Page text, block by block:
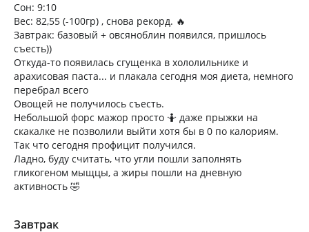
Сон: 9:10
Вес: 82,55 (-100гр) , снова рекорд. 🔥
Завтрак: базовый + овсяноблин появился, пришлось
съесть))
Откуда-то появилась сгущенка в хололильнике и
арахисовая паста... и плакала сегодня моя диета, немного
перебрал всего
Овощей не получилось съесть.
Небольшой форс мажор просто 🤷 даже прыжки на
скакалке не позволили выйти хотя бы в 0 по калориям.
Так что сегодня профицит получился.
Ладно, буду считать, что угли пошли заполнять
гликогеном мыщцы, а жиры пошли на дневную
активность 🤣
Завтрак